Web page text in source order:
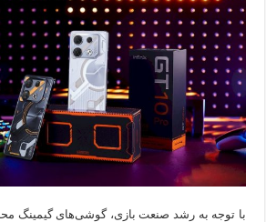
۱۰
پرو
با توجه به رشد صنعت بازی، گوشی‌های گیمینگ